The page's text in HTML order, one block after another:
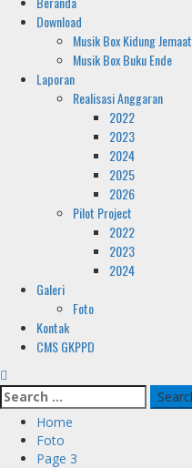
Menu
Download
Musik Box Kidung Jemaat
Musik Box Buku Ende
Laporan
Realisasi Anggaran
2022
2023
2024
2025
2026
Pilot Project
2022
2023
2024
Galeri
Foto
Kontak
CMS GKPPD
Search
for:
Home
Foto
Page 3